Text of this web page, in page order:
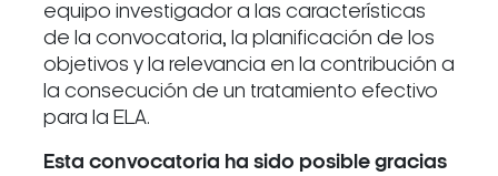
equipo investigador a las características
de la convocatoria, la planificación de los
objetivos y la relevancia en la contribución a
la consecución de un tratamiento efectivo
para la ELA.
Esta convocatoria ha sido posible gracias